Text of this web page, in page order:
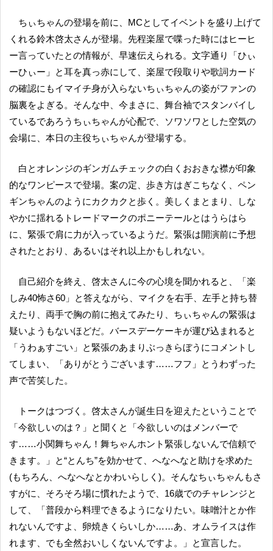
ちぃちゃんの登場を前に、MCとしてイベントを盛り上げて
くれる鈴木啓太さんが登場。先程楽屋で喋った時にはヒーヒ
ー言っていたとの情報が、早速伝えられる。文字通り「ひぃ
ーひぃー」と耳を真っ赤にして、楽屋で段取りや歌詞カード
の確認にもイマイチ身が入らないちぃちゃんの姿がファンの
脳裏をよぎる。そんな中、今まさに、舞台袖でスタンバイし
ているであろうちぃちゃんが心配で、ソワソワとした空気の
会場に、本日の主役ちぃちゃんが登場する。
白とオレンジのギンガムチェックの白くおおきな襟が印象
的なワンピースで登場。案の定、歩き方はぎこちなく、ペン
ギンちゃんのようにカクカクと歩く。美しくまとまり、しな
やかに揺れるトレードマークのポニーテールとはうらはら
に、緊張で肩に力が入っているようだ。緊張は開演前に予想
されたとおり、あるいはそれ以上かもしれない。
自己紹介を終え、啓太さんに今の心境を聞かれると、「楽
しみ40怖さ60」と答えながら、マイクを右手、左手と持ち替
えたり、両手で胸の前に抱えてみたり、ちぃちゃんの緊張は
疑いようもないほどだ。バースデーケーキが運び込まれると
「うわぁすごい」と緊張のあまりぶっきらぼうにコメントし
てしまい、「ありがとうございます……フフ」とうわずった
声で苦笑した。
トークはつづく。啓太さんが誕生日を迎えたということで
「今欲しいのは？」と聞くと「今欲しいのはメンバーで
す……小関舞ちゃん！舞ちゃんホント緊張しないんで信頼で
きます。」と“とんち”を効かせて、へなへなと助けを求めた
(もちろん、へなへなとかわいらしく)。そんなちぃちゃんもさ
すがに、そろそろ場に慣れたようで、16歳でのチャレンジと
して、「普段から料理できるようになりたい。味噌汁とか作
れないんですよ、卵焼きくらいしか……あ、オムライスは作
れます、でも全然おいしくないんですよ。」と宣言した。